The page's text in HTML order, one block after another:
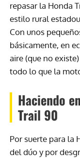
repasar la Honda
estilo rural
Con unos
básicamente, en
aire (que no
todo lo que la
Haciendo
Trail 90
Por suerte para la
del dúo y por